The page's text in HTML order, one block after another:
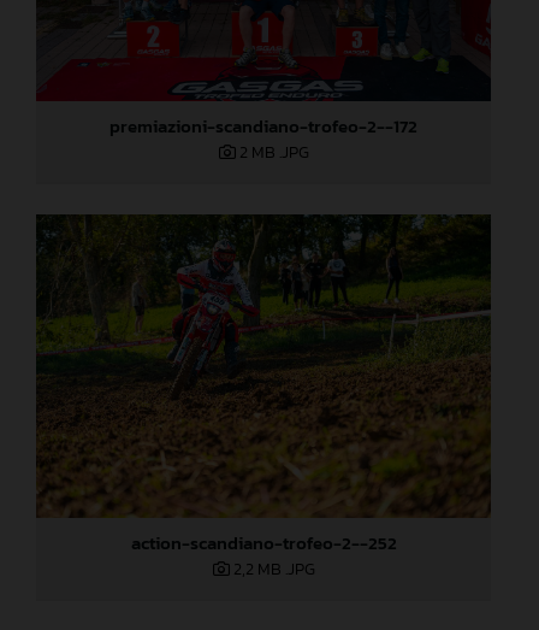
premiazioni-scandiano-trofeo-2--172
2 MB .JPG
action-scandiano-trofeo-2--252
2,2 MB .JPG